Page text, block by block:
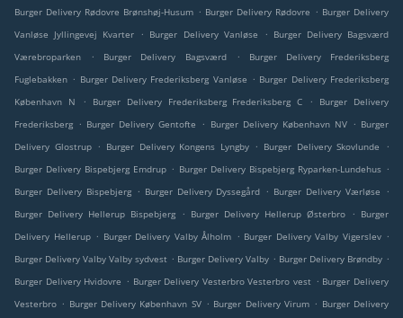
Burger Delivery Rødovre Brønshøj-Husum . Burger Delivery Rødovre . Burger Delivery
Vanløse Jyllingevej Kvarter
. Burger Delivery Vanløse . Burger Delivery Bagsværd
Værebroparken
. Burger Delivery Bagsværd .
Burger Delivery Frederiksberg
Fuglebakken . Burger Delivery Frederiksberg Vanløse . Burger Delivery Frederiksberg
København N
. Burger Delivery Frederiksberg Frederiksberg C .
Burger Delivery
Frederiksberg . Burger Delivery Gentofte . Burger Delivery København NV . Burger
Delivery Glostrup . Burger Delivery Kongens Lyngby . Burger Delivery Skovlunde
.
Burger Delivery Bispebjerg Emdrup . Burger Delivery Bispebjerg Ryparken-Lundehus .
Burger Delivery Bispebjerg . Burger Delivery Dyssegård . Burger Delivery Værløse
.
Burger Delivery Hellerup Bispebjerg
. Burger Delivery Hellerup Østerbro . Burger
Delivery Hellerup . Burger Delivery Valby Ålholm . Burger Delivery Valby Vigerslev .
Burger Delivery Valby Valby sydvest . Burger Delivery Valby . Burger Delivery Brøndby .
Burger Delivery Hvidovre . Burger Delivery Vesterbro Vesterbro vest . Burger Delivery
Vesterbro . Burger Delivery København SV . Burger Delivery Virum . Burger Delivery